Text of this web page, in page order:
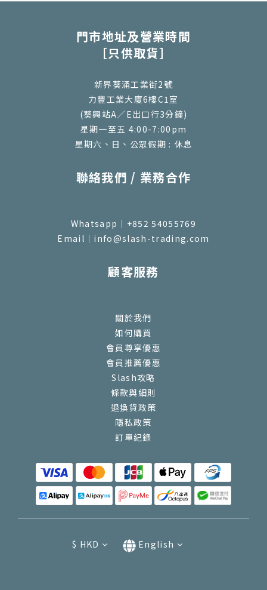
門市地址及營業時間
［只供取貨］
新界葵涌工業街2號
力豐工業大廈6樓C1室
(葵興站A／E出口行3分鐘)
星期一至五 4:00-7:00pm
星期六、日、公眾假期 : 休息
聯絡我們 / 業務合作
Whatsapp｜+852 54055769
Email｜info@slash-trading.com
顧客服務
關於我們
如何購買
會員尊享優惠
會員推薦優惠
Slash攻略
條款與細則
退換貨政策
隱私政策
訂單紀錄
$ HKD English